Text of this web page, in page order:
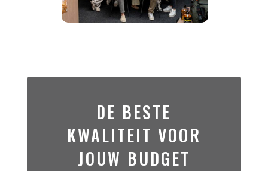
DE BESTE
KWALITEIT VOOR
JOUW BUDGET